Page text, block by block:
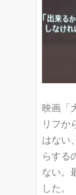
映画「
リフか
はない
らする
ない。
した。